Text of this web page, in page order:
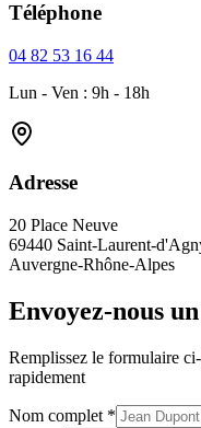
Téléphone
04 82 53 16 44
Lun - Ven : 9h - 18h
Adresse
20 Place Neuve
69440 Saint-Laurent-
Auvergne-Rhône-Alpes
Envoyez-nous
Remplissez le formulaire
rapidement
Nom complet *